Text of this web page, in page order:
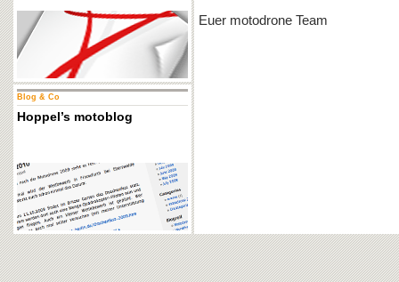
Blog & Co
Hoppel’s motoblog
Euer motodrone Team